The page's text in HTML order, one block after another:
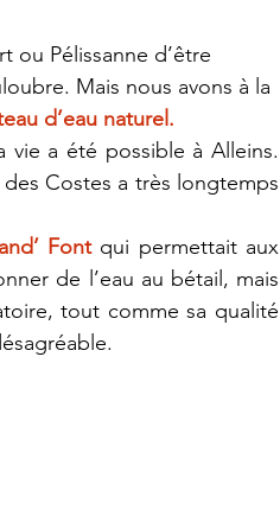
ou Pélissanne d’être
Mais nous avons à la
d’eau naturel.
vie a été possible à Alleins.
Costes a très longtemps
Font qui permettait aux
de l’eau au bétail, mais
tout comme sa qualité